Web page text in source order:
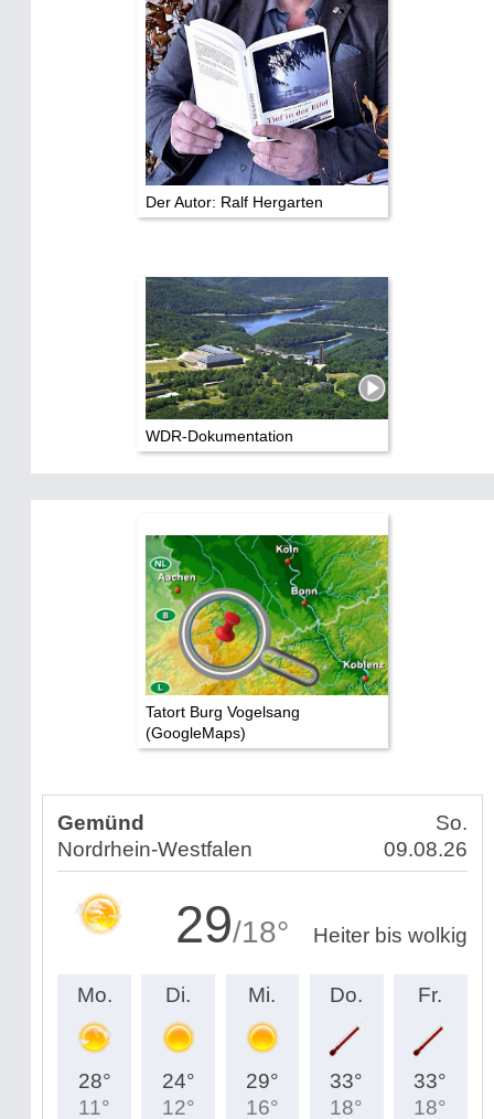
Der Autor: Ralf Hergarten
WDR-Dokumentation
Tatort Burg Vogelsang
(GoogleMaps)